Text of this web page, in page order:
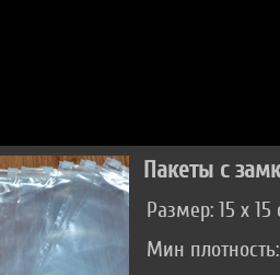
Пакеты с
Размер: 15 х 15
Мин